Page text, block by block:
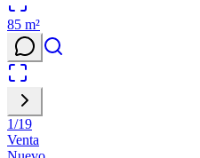
85 m²
1/19
Venta